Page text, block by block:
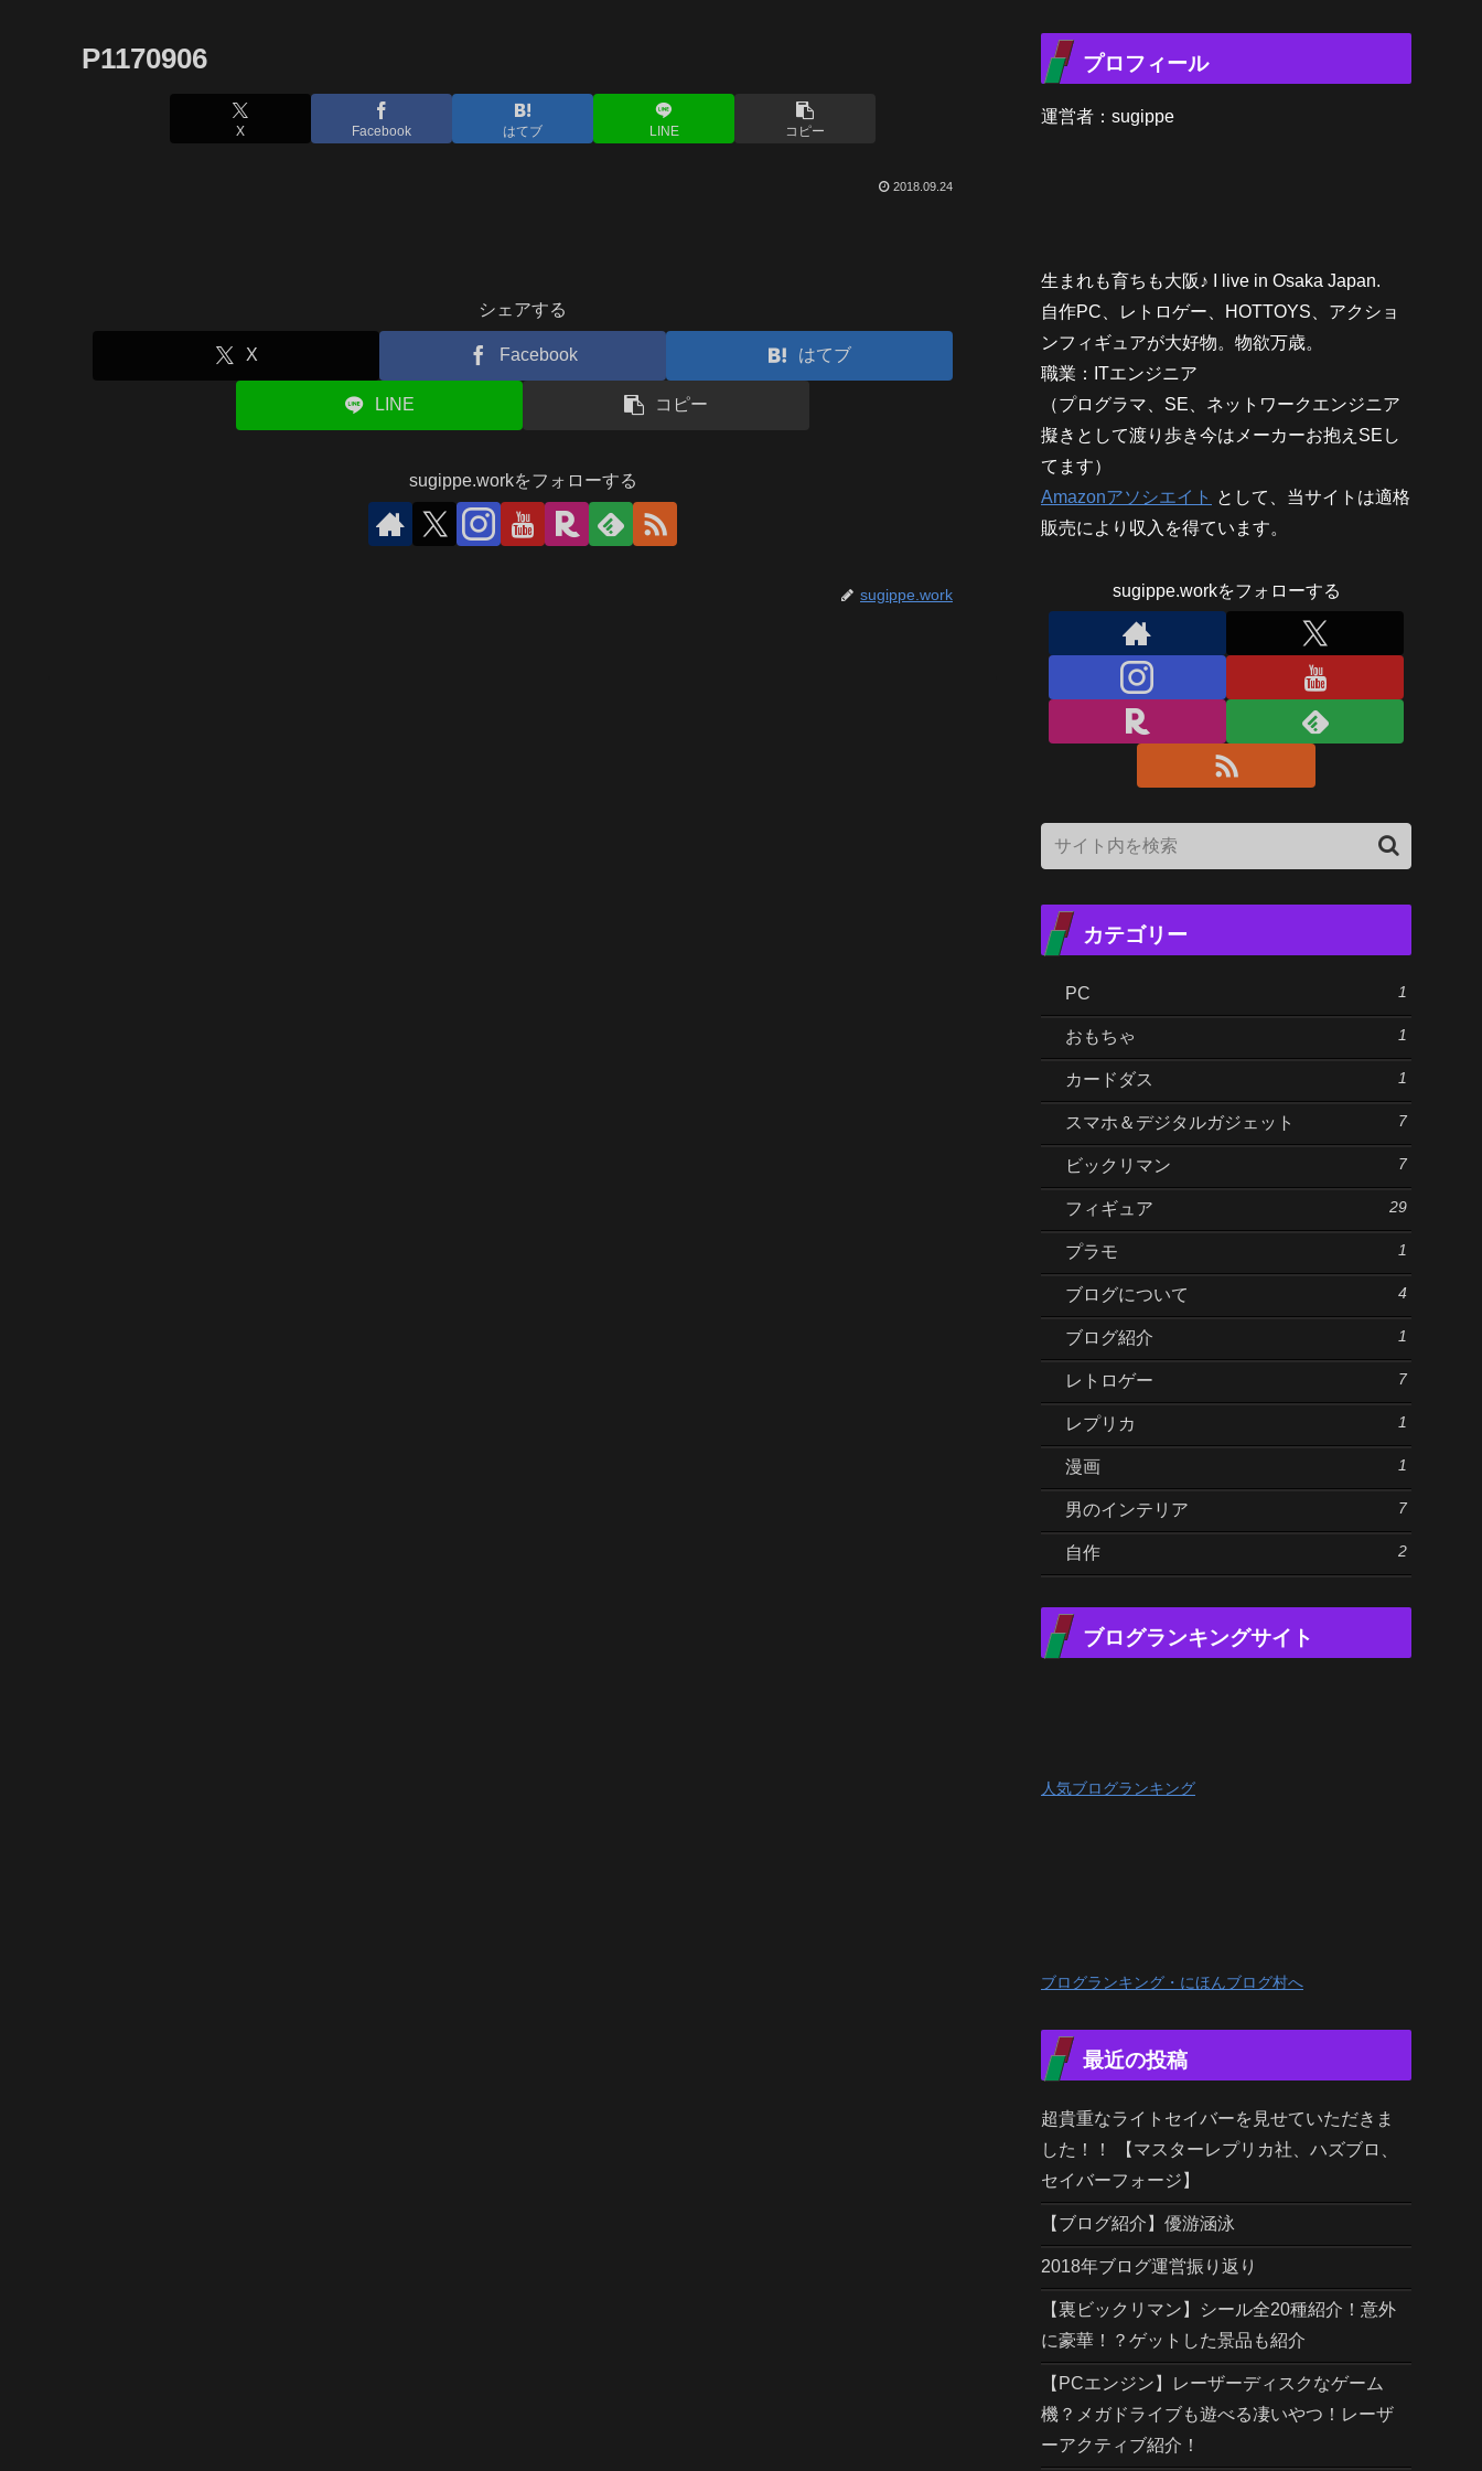
P1170906
X Facebook はてブ LINE コピー
2018.09.24
シェアする
X Facebook はてブ
LINE コピー
sugippe.workをフォローする
sugippe.work
プロフィール
運営者：sugippe
生まれも育ちも大阪♪ I live in Osaka Japan.
自作PC、レトロゲー、HOTTOYS、アクショ
ンフィギュアが大好物。物欲万歳。
職業：ITエンジニア
（プログラマ、SE、ネットワークエンジニア
擬きとして渡り歩き今はメーカーお抱えSEし
てます）
Amazonアソシエイト として、当サイトは適格
販売により収入を得ています。
sugippe.workをフォローする
カテゴリー
PC 1
おもちゃ 1
カードダス 1
スマホ＆デジタルガジェット 7
ビックリマン 7
フィギュア 29
プラモ 1
ブログについて 4
ブログ紹介 1
レトロゲー 7
レプリカ 1
漫画 1
男のインテリア 7
自作 2
ブログランキングサイト
人気ブログランキング
ブログランキング・にほんブログ村へ
最近の投稿
超貴重なライトセイバーを見せていただきま
した！！ 【マスターレプリカ社、ハズブロ、
セイバーフォージ】
【ブログ紹介】優游涵泳
2018年ブログ運営振り返り
【裏ビックリマン】シール全20種紹介！意外
に豪華！？ゲットした景品も紹介
【PCエンジン】レーザーディスクなゲーム
機？メガドライブも遊べる凄いやつ！レーザ
ーアクティブ紹介！